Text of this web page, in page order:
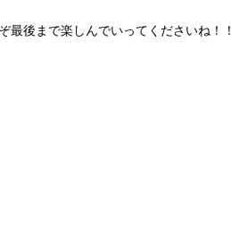
最後まで楽しんでいってくださいね！！